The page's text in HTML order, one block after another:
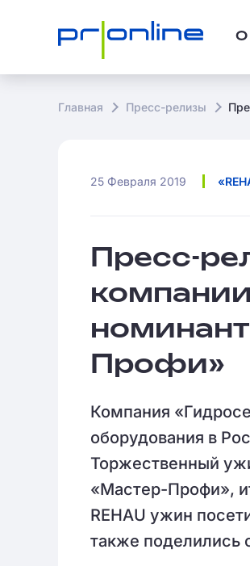
О
Главная Пресс-релизы
25 Февраля 2019
Пресс-
Профи»
Компания
оборудования в
Торжественный
«Мастер-Профи»,
REHAU ужин
также поделились